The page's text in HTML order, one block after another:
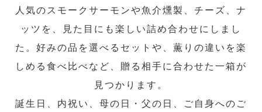
人気のスモークサーモンや魚介燻製、チーズ、ナ
ッツを、見た目にも楽しい詰め合わせにしまし
た。好みの品を選べるセットや、薫りの違いを楽
しめる食べ比べなど、贈る相手に合わせた一箱が
見つかります。
誕生日、内祝い、母の日・父の日、ご自身へのご